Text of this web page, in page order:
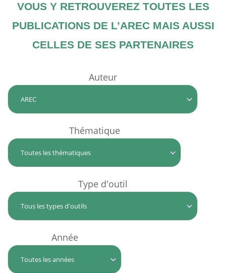
VOUS Y RETROUVEREZ TOUTES LES
PUBLICATIONS DE L’AREC MAIS AUSSI
CELLES DE SES PARTENAIRES
Auteur
Thématique
Type d'outil
Année